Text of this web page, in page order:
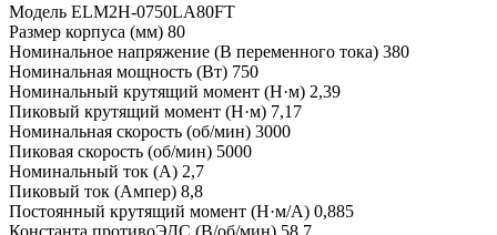
Модель ELM2H-0750LA80FT
Размер корпуса (мм) 80
Номинальное напряжение (В переменного тока) 380
Номинальная мощность (Вт) 750
Номинальный крутящий момент (Н·м) 2,39
Пиковый крутящий момент (Н·м) 7,17
Номинальная скорость (об/мин) 3000
Пиковая скорость (об/мин) 5000
Номинальный ток (А) 2,7
Пиковый ток (Ампер) 8,8
Постоянный крутящий момент (Н·м/А) 0,885
Константа противоЭДС (В/об/мин) 58,7